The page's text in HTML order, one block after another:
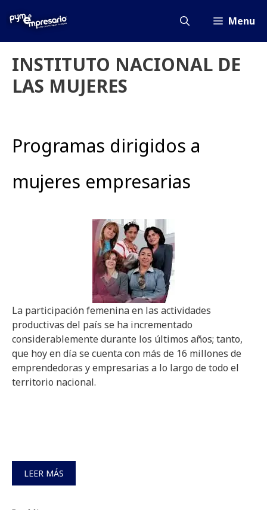
Menu
INSTITUTO NACIONAL DE
LAS MUJERES
Programas dirigidos a
mujeres empresarias
La participación femenina en las actividades
productivas del país se ha incrementado
considerablemente durante los últimos años; tanto,
que hoy en día se cuenta con más de 16 millones de
emprendedoras y empresarias a lo largo de todo el
territorio nacional.
LEER MÁS